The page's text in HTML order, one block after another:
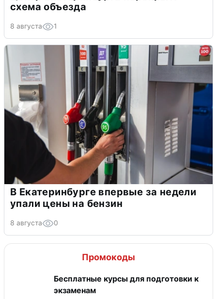
схема объезда
8 августа 1
В Екатеринбурге впервые за недели
упали цены на бензин
8 августа 0
Промокоды
Бесплатные курсы для подготовки к
экзаменам